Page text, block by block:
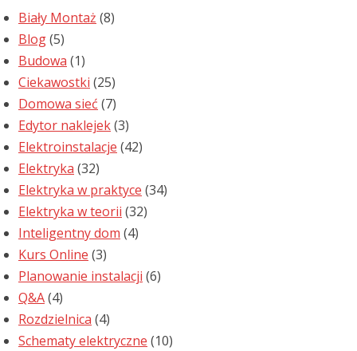
Biały Montaż (8)
Blog(5)
Budowa (1)
Ciekawostki (25)
Domowa sieć (7)
Edytor naklejek(3)
Elektroinstalacje (42)
Elektryka (32)
Elektryka w praktyce (34)
Elektryka w teorii (32)
Inteligentny dom (4)
Kurs Online (3)
Planowanie instalacji (6)
Q&A(4)
Rozdzielnica (4)
Schematy elektryczne (10)